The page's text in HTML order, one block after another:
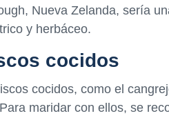
Nueva Zelanda, sería
y herbáceo.
cocidos
cocidos, como el
maridar con ellos, se